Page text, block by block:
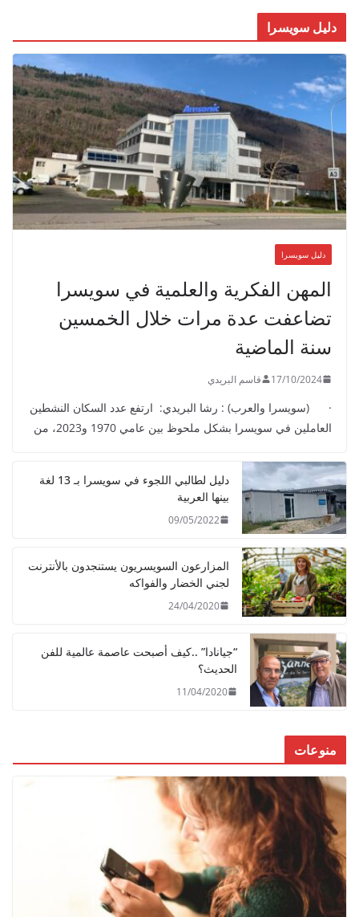
دليل سويسرا
دليل سويسرا
المهن الفكرية والعلمية في سويسرا
تضاعفت عدة مرات خلال الخمسين
سنة الماضية
17/10/2024 قاسم البريدي
· (سويسرا والعرب) : رشا البريدي: ارتفع عدد السكان النشطين
العاملين في سويسرا بشكل ملحوظ بين عامي 1970 و2023، من
دليل لطالبي اللجوء في سويسرا بـ 13 لغة
بينها العربية
09/05/2022
المزارعون السويسريون يستنجدون بالأنترنت
لجني الخضار والفواكه
24/04/2020
“جيانادا” ..كيف أصبحت عاصمة عالمية للفن
الحديث؟
11/04/2020
منوعات